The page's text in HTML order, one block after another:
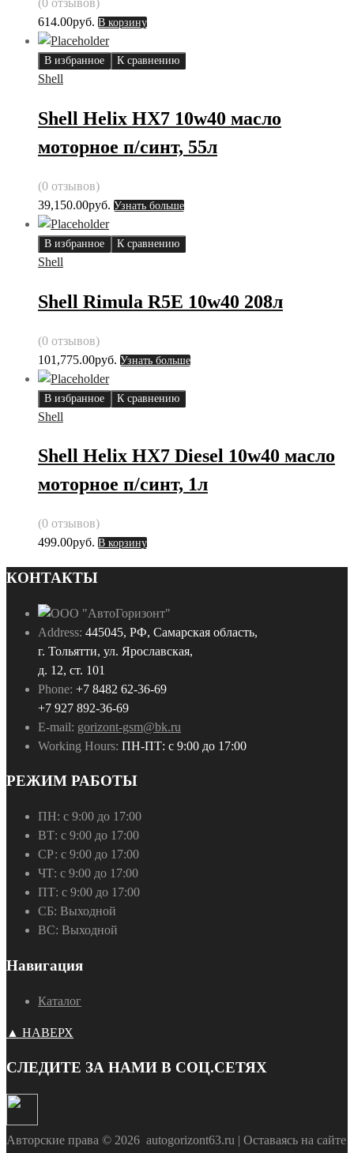
614.00руб. В корзину
В избранное К сравнению
Shell
Shell Helix HX7 10w40 масло
моторное п/синт, 55л
(0 отзывов)
39,150.00руб. Узнать больше
В избранное К сравнению
Shell
Shell Rimula R5E 10w40 208л
(0 отзывов)
101,775.00руб. Узнать больше
В избранное К сравнению
Shell
Shell Helix HX7 Diesel 10w40 масло
моторное п/синт, 1л
(0 отзывов)
499.00руб. В корзину
КОНТАКТЫ
Address: 445045, РФ, Самарская область,
г. Тольятти, ул. Ярославская,
д. 12, ст. 101
Phone: +7 8482 62-36-69
+7 927 892-36-69
E-mail: gorizont-gsm@bk.ru
Working Hours: ПН-ПТ: с 9:00 до 17:00
РЕЖИМ РАБОТЫ
ПН: с 9:00 до 17:00
ВТ: с 9:00 до 17:00
СР: с 9:00 до 17:00
ЧТ: с 9:00 до 17:00
ПТ: с 9:00 до 17:00
СБ: Выходной
ВС: Выходной
Навигация
Каталог
▲ НАВЕРХ
СЛЕДИТЕ ЗА НАМИ В СОЦ.СЕТЯХ
Авторские права © 2026 autogorizont63.ru | Оставаясь на сайте